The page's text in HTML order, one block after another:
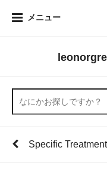
メニュー
Specific